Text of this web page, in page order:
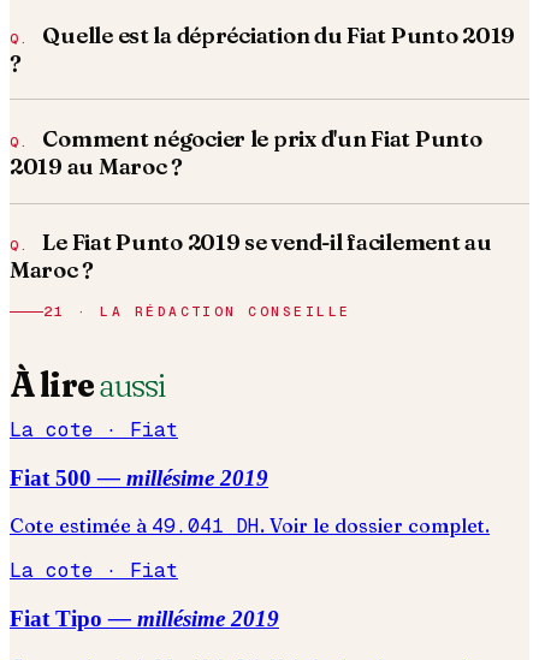
Quelle est la dépréciation du Fiat Punto 2019
?
Comment négocier le prix d'un Fiat Punto
2019 au Maroc ?
Le Fiat Punto 2019 se vend-il facilement au
Maroc ?
21 · LA RÉDACTION CONSEILLE
À lireaussi
La cote · Fiat
Fiat 500 — millésime 2019
Cote estimée à 49.041 DH. Voir le dossier complet.
La cote · Fiat
Fiat Tipo — millésime 2019